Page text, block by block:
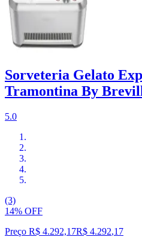
Sorveteria Gelato
Tramontina By
5.0
(3)
14% OFF
Preço R$ 4.292,17R$ 4.292,17